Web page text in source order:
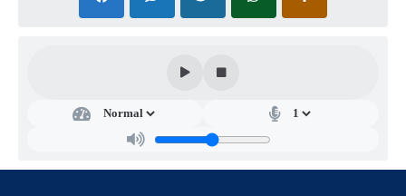
Coleta Seletiva